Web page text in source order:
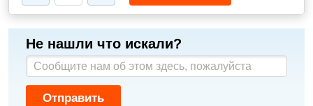
Не нашли что искали?
Отправить